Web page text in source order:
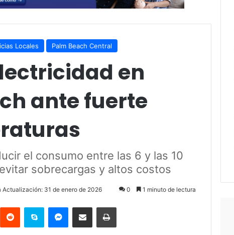
Locales Palm Beach Central
en
ante fuerte
el consumo entre las 6 y las 10
sobrecargas y altos costos
Actualización: 31 de enero de 2026 0 1 minuto de lectura